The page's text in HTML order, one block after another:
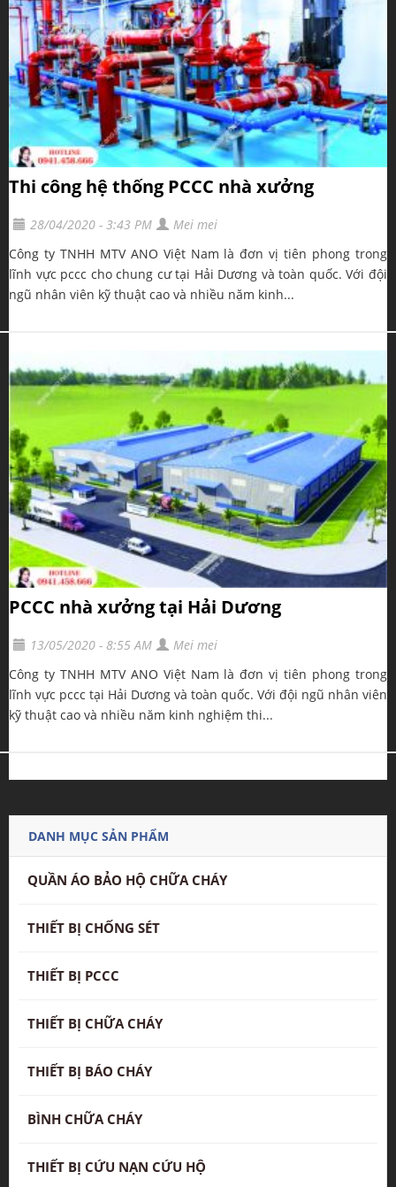
Thi công hệ thống PCCC nhà xưởng
28/04/2020 - 3:43 PM
Mei mei
Công ty TNHH MTV ANO Việt Nam là đơn vị tiên phong trong
lĩnh vực pccc cho chung cư tại Hải Dương và toàn quốc. Với đội
ngũ nhân viên kỹ thuật cao và nhiều năm kinh...
PCCC nhà xưởng tại Hải Dương
13/05/2020 - 8:55 AM
Mei mei
Công ty TNHH MTV ANO Việt Nam là đơn vị tiên phong trong
lĩnh vực pccc tại Hải Dương và toàn quốc. Với đội ngũ nhân viên
kỹ thuật cao và nhiều năm kinh nghiệm thi...
DANH MỤC SẢN PHẨM
QUẦN ÁO BẢO HỘ CHỮA CHÁY
THIẾT BỊ CHỐNG SÉT
THIẾT BỊ PCCC
THIẾT BỊ CHỮA CHÁY
THIẾT BỊ BÁO CHÁY
BÌNH CHỮA CHÁY
THIẾT BỊ CỨU NẠN CỨU HỘ